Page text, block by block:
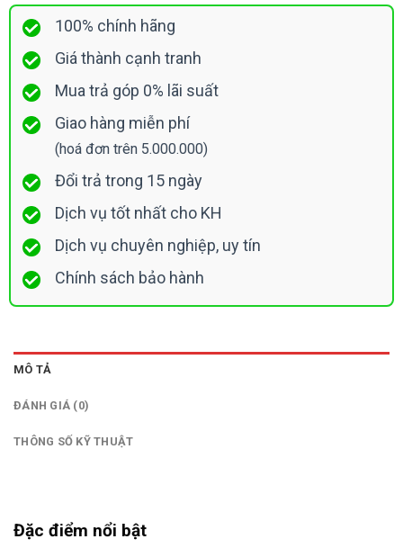
100% chính hãng
Giá thành cạnh tranh
Mua trả góp 0% lãi suất
Giao hàng miễn phí
(hoá đơn trên 5.000.000)
Đổi trả trong 15 ngày
Dịch vụ tốt nhất cho KH
Dịch vụ chuyên nghiệp, uy tín
Chính sách bảo hành
MÔ TẢ
ĐÁNH GIÁ (0)
THÔNG SỐ KỸ THUẬT
Đặc điểm nổi bật